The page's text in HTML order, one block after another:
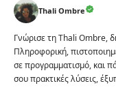
Thali Ombre
Γνώρισε τη Thali Ombre,
Πληροφορική,
σε προγραμματισμό, και
σου πρακτικές λύσεις,